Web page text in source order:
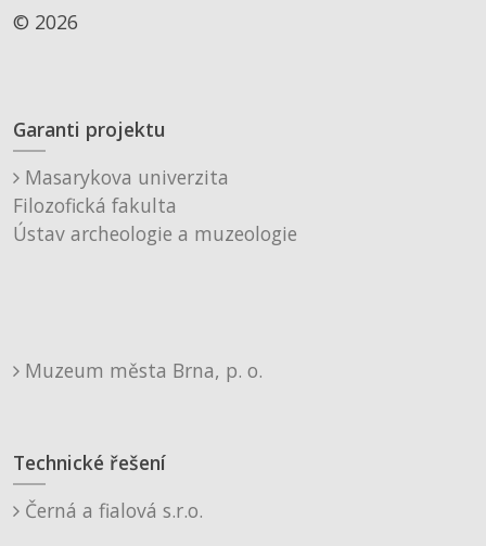
© 2026
Garanti projektu
Masarykova univerzita
Filozofická fakulta
Ústav archeologie a muzeologie
Muzeum města Brna, p. o.
Technické řešení
Černá a fialová s.r.o.